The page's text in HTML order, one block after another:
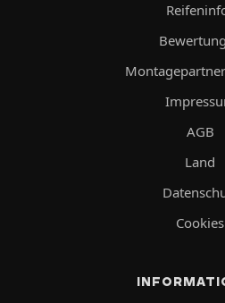
AGB
Land
Cookies